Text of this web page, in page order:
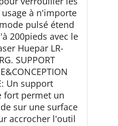
à n'importe
pulsé étend
200pieds avec le
Huepar LR-
SUPPORT
Un support
fort permet un
sur une surface
accrocher l'outil